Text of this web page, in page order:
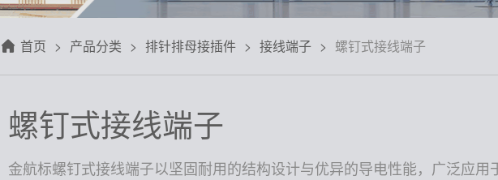
滤波器双工器
信号开关
排针排母接插件
高速高频线束
人文荟萃
华强北小百科
刘大成
朱军山
戴 辉
隐私政策
免费样品
首页 产品分类 排针排母接插件 接线端子 螺钉式接线端子
螺钉式接线端子
金航标螺钉式接线端子以坚固耐用的结构设计与优异的导电性能，广泛应